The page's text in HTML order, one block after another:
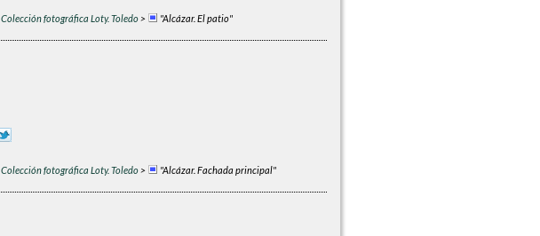
Colección fotográfica Loty. Toledo> "Alcázar. El patio"
Colección fotográfica Loty. Toledo> "Alcázar. Fachada principal"